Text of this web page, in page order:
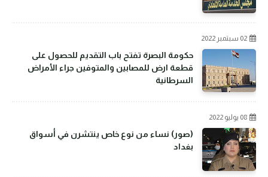
02 سبتمبر 2022
حكومة البصرة تفتح باب التقديم للحصول على
قطعة ارض للمصابين والمتوفين جراء الأمراض
السرطانية
08 يوليو 2022
(صور) نساء من نوع خاص ينتشرن في أسواق
بغداد